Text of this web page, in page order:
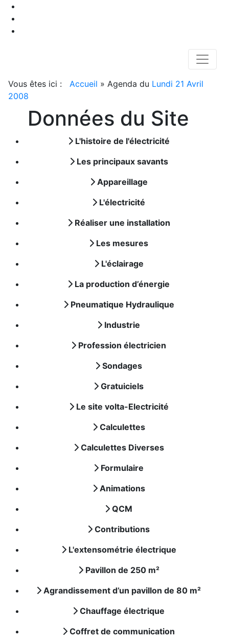
Vous êtes ici : Accueil » Agenda du Lundi 21 Avril
2008
Données du Site
L'histoire de l'électricité
Les principaux savants
Appareillage
L'électricité
Réaliser une installation
Les mesures
L'éclairage
La production d’énergie
Pneumatique Hydraulique
Industrie
Profession électricien
Sondages
Gratuiciels
Le site volta-Electricité
Calculettes
Calculettes Diverses
Formulaire
Animations
QCM
Contributions
L'extensométrie électrique
Pavillon de 250 m²
Agrandissement d’un pavillon de 80 m²
Chauffage électrique
Coffret de communication